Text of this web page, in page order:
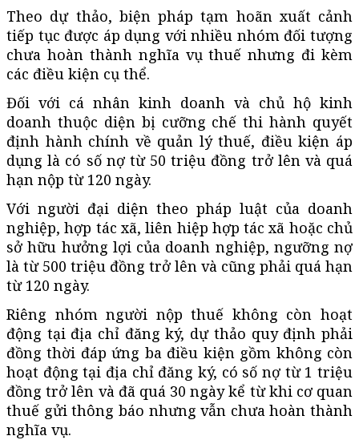
Theo dự thảo, biện pháp tạm hoãn xuất cảnh
tiếp tục được áp dụng với nhiều nhóm đối tượng
chưa hoàn thành nghĩa vụ thuế nhưng đi kèm
các điều kiện cụ thể.
Đối với cá nhân kinh doanh và chủ hộ kinh
doanh thuộc diện bị cưỡng chế thi hành quyết
định hành chính về quản lý thuế, điều kiện áp
dụng là có số nợ từ 50 triệu đồng trở lên và quá
hạn nộp từ 120 ngày.
Với người đại diện theo pháp luật của doanh
nghiệp, hợp tác xã, liên hiệp hợp tác xã hoặc chủ
sở hữu hưởng lợi của doanh nghiệp, ngưỡng nợ
là từ 500 triệu đồng trở lên và cũng phải quá hạn
từ 120 ngày.
Riêng nhóm người nộp thuế không còn hoạt
động tại địa chỉ đăng ký, dự thảo quy định phải
đồng thời đáp ứng ba điều kiện gồm không còn
hoạt động tại địa chỉ đăng ký, có số nợ từ 1 triệu
đồng trở lên và đã quá 30 ngày kể từ khi cơ quan
thuế gửi thông báo nhưng vẫn chưa hoàn thành
nghĩa vụ.